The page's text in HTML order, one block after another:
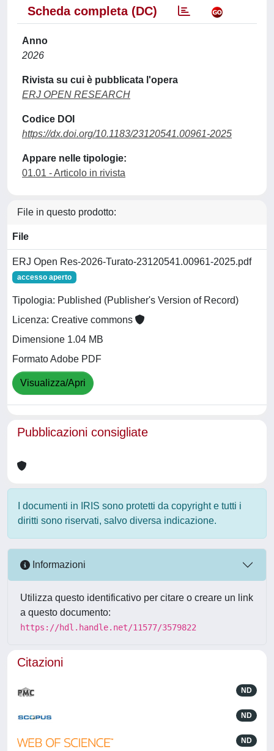
Scheda completa (DC)
Anno
2026
Rivista su cui è pubblicata l'opera
ERJ OPEN RESEARCH
Codice DOI
https://dx.doi.org/10.1183/23120541.00961-2025
Appare nelle tipologie:
01.01 - Articolo in rivista
File in questo prodotto:
File
ERJ Open Res-2026-Turato-23120541.00961-2025.pdf
accesso aperto
Tipologia: Published (Publisher's Version of Record)
Licenza: Creative commons
Dimensione 1.04 MB
Formato Adobe PDF
Visualizza/Apri
Pubblicazioni consigliate
I documenti in IRIS sono protetti da copyright e tutti i
diritti sono riservati, salvo diversa indicazione.
Informazioni
Utilizza questo identificativo per citare o creare un link
a questo documento:
https://hdl.handle.net/11577/3579822
Citazioni
ND
ND
ND